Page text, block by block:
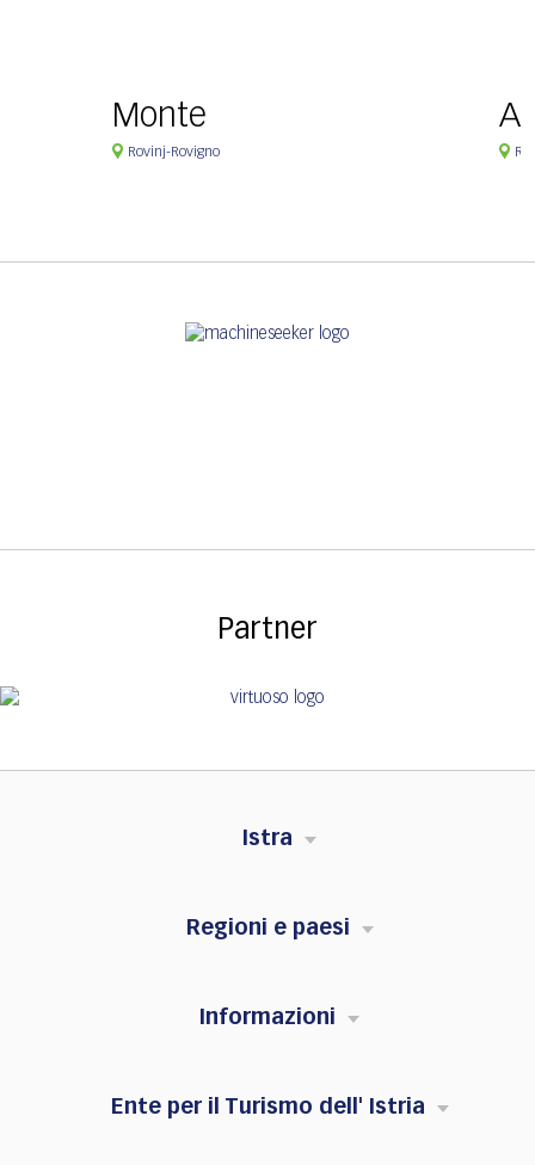
Monte
Rovinj-Rovigno
Partner
Istra
Regioni e paesi
Informazioni
Ente per il Turismo dell' Istria